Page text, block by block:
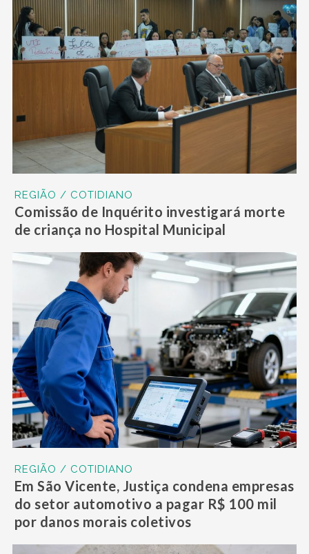
REGIÃO / COTIDIANO
Comissão de Inquérito investigará morte
de criança no Hospital Municipal
REGIÃO / COTIDIANO
Em São Vicente, Justiça condena empresas
do setor automotivo a pagar R$ 100 mil
por danos morais coletivos